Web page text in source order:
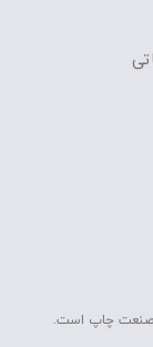
صنعت چاپ است.